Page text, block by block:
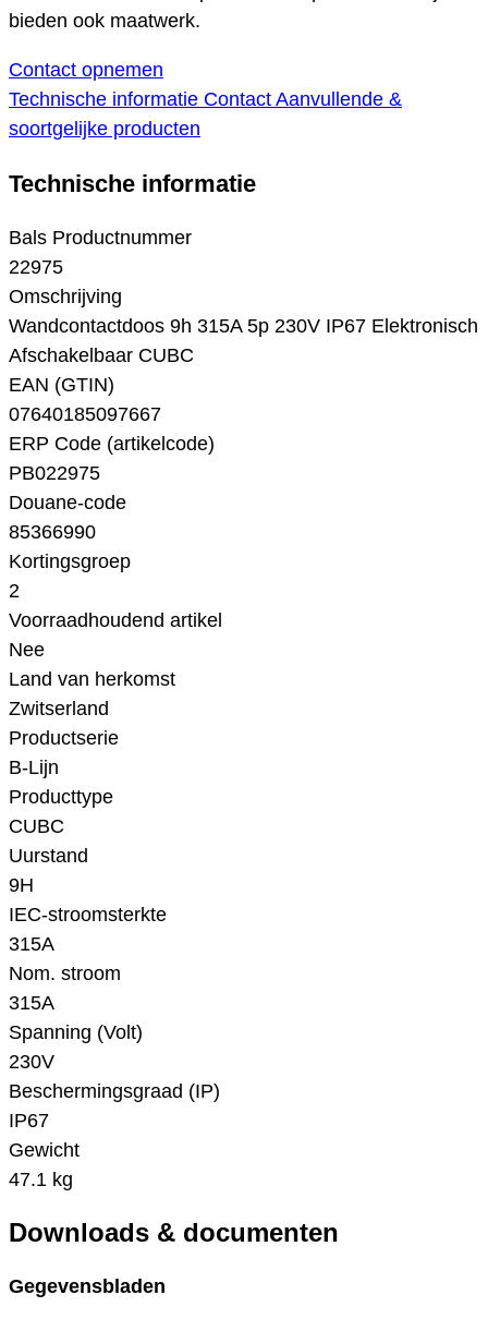
bieden ook maatwerk.
Contact opnemen
Technische informatie Contact Aanvullende &
soortgelijke producten
Technische informatie
Bals Productnummer
22975
Omschrijving
Wandcontactdoos 9h 315A 5p 230V IP67 Elektronisch
Afschakelbaar CUBC
EAN (GTIN)
07640185097667
ERP Code (artikelcode)
PB022975
Douane-code
85366990
Kortingsgroep
2
Voorraadhoudend artikel
Nee
Land van herkomst
Zwitserland
Productserie
B-Lijn
Producttype
CUBC
Uurstand
9H
IEC-stroomsterkte
315A
Nom. stroom
315A
Spanning (Volt)
230V
Beschermingsgraad (IP)
IP67
Gewicht
47.1 kg
Downloads & documenten
Gegevensbladen